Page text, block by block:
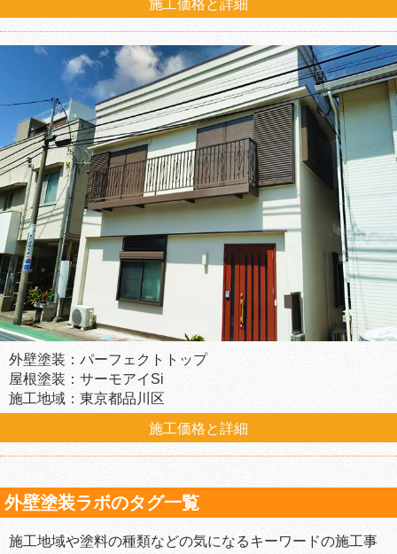
施工価格と詳細
外壁塗装：パーフェクトトップ
屋根塗装：サーモアイSi
施工地域：東京都品川区
施工価格と詳細
外壁塗装ラボのタグ一覧
施工地域や塗料の種類などの気になるキーワードの施工事